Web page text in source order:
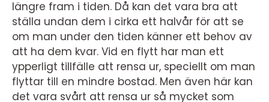
längre fram i tiden. Då kan det vara bra att
ställa undan dem i cirka ett halvår för att se
om man under den tiden känner ett behov av
att ha dem kvar. Vid en flytt har man ett
ypperligt tillfälle att rensa ur, speciellt om man
flyttar till en mindre bostad. Men även här kan
det vara svårt att rensa ur så mycket som